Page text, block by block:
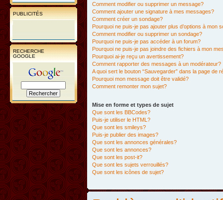
PUBLICITÉS
RECHERCHE
GOOGLE
Comment modifier ou supprimer un message?
Comment ajouter une signature à mes messages?
Comment créer un sondage?
Pourquoi ne puis-je pas ajouter plus d’options à mon
Comment modifier ou supprimer un sondage?
Pourquoi ne puis-je pas accéder à un forum?
Pourquoi ne puis-je pas joindre des fichiers à mon
Pourquoi ai-je reçu un avertissement?
Comment rapporter des messages à un modérateur?
A quoi sert le bouton “Sauvegarder” dans la page de
Pourquoi mon message doit être validé?
Comment remonter mon sujet?
Mise en forme et types de sujet
Que sont les BBCodes?
Puis-je utiliser le HTML?
Que sont les smileys?
Puis-je publier des images?
Que sont les annonces générales?
Que sont les annonces?
Que sont les post-it?
Que sont les sujets verrouillés?
Que sont les icônes de sujet?